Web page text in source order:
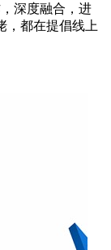
深度融合，进
，都在提倡线上